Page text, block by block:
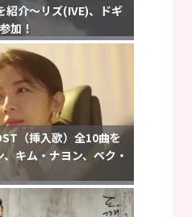
紹介〜リズ(IVE)、ドギ
加！
（挿入歌）全10曲を
キム・ナヨン、ペク・